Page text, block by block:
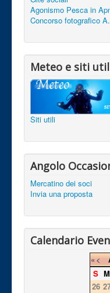
Agonismo Pesca in
Concorso fotografico
Meteo e siti
Siti utili
Angolo
Mercatino dei soci
Invia una proposta
Calendario
«<
S M
26